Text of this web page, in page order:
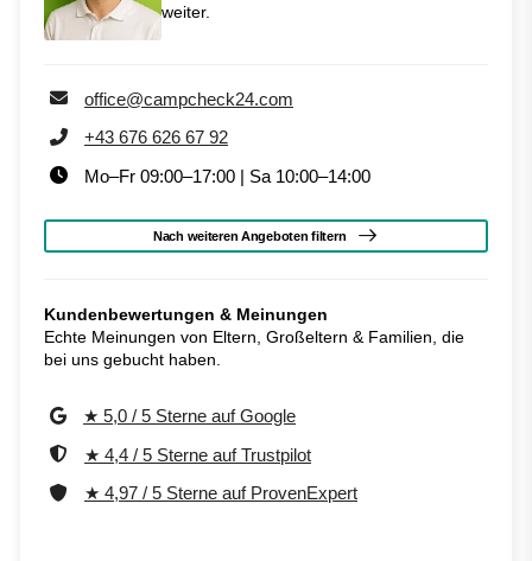
weiter.
office@campcheck24.com
+43 676 626 67 92
Mo–Fr 09:00–17:00 | Sa 10:00–14:00
Nach weiteren Angeboten filtern
Kundenbewertungen & Meinungen
Echte Meinungen von Eltern, Großeltern & Familien, die
bei uns gebucht haben.
★ 5,0 / 5 Sterne auf Google
★ 4,4 / 5 Sterne auf Trustpilot
★ 4,97 / 5 Sterne auf ProvenExpert